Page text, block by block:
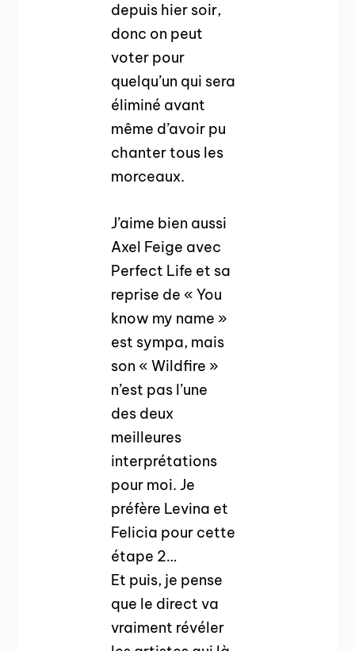
depuis hier soir,
donc on peut
voter pour
quelqu’un qui sera
éliminé avant
même d’avoir pu
chanter tous les
morceaux.
J’aime bien aussi
Axel Feige avec
Perfect Life et sa
reprise de « You
know my name »
est sympa, mais
son « Wildfire »
n’est pas l’une
des deux
meilleures
interprétations
pour moi. Je
préfère Levina et
Felicia pour cette
étape 2…
Et puis, je pense
que le direct va
vraiment révéler